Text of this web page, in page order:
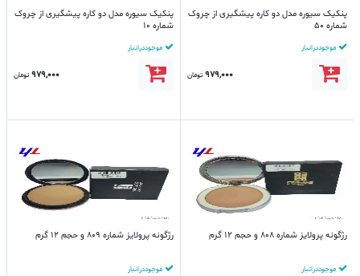
پنکیک سیوره مدل دو کاره پیشگیری از چروک
شماره 50
موجود در انبار
979,000 تومان
پنکیک سیوره مدل دو کاره پیشگیری از چروک
شماره 10
موجود در انبار
979,000 تومان
رژگونه پرولایز شماره 808 و حجم 12 گرم
موجود در انبار
رژگونه پرولایز شماره 809 و حجم 12 گرم
موجود در انبار